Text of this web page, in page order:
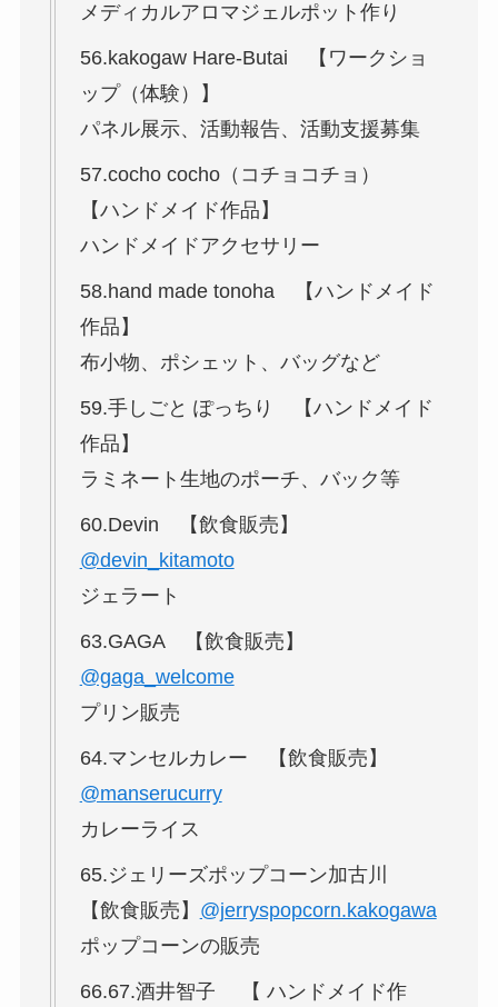
メディカルアロマジェルポット作り
56.kakogaw Hare-Butai 【ワークショ
ップ（体験）】
パネル展示、活動報告、活動支援募集
57.cocho cocho（コチョコチョ）
【ハンドメイド作品】
ハンドメイドアクセサリー
58.hand made tonoha 【ハンドメイド
作品】
布小物、ポシェット、バッグなど
59.手しごと ぽっちり 【ハンドメイド
作品】
ラミネート生地のポーチ、バック等
60.Devin 【飲食販売】
@devin_kitamoto
ジェラート
63.GAGA 【飲食販売】
@gaga_welcome
プリン販売
64.マンセルカレー 【飲食販売】
@manserucurry
カレーライス
65.ジェリーズポップコーン加古川
【飲食販売】 @jerryspopcorn.kakogawa
ポップコーンの販売
66.67.酒井智子 【 ハンドメイド作